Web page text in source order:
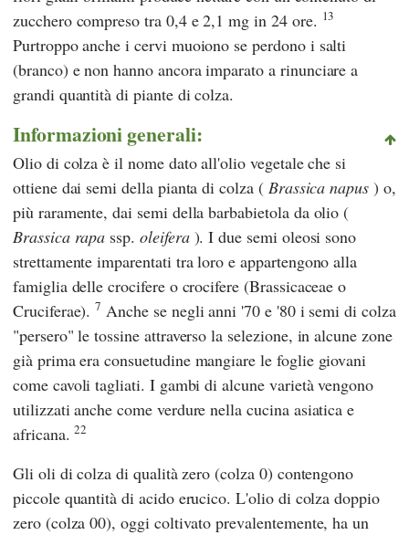
zucchero compreso tra 0,4 e 2,1 mg in 24 ore. 13
Purtroppo anche i cervi muoiono se perdono i salti
(branco) e non hanno ancora imparato a rinunciare a
grandi quantità di piante di colza.
Informazioni generali:
Olio di colza è il nome dato all'olio vegetale che si
ottiene dai semi della pianta di colza ( Brassica napus ) o,
più raramente, dai semi della barbabietola da olio (
Brassica rapa ssp. oleifera). I due semi oleosi sono
strettamente imparentati tra loro e appartengono alla
famiglia delle crocifere o crocifere (Brassicaceae o
Cruciferae).7 Anche se negli anni '70 e '80 i semi di colza
"persero" le tossine attraverso la selezione, in alcune zone
già prima era consuetudine mangiare le foglie giovani
come cavoli tagliati. I gambi di alcune varietà vengono
utilizzati anche come verdure nella cucina asiatica e
africana.22
Gli oli di colza di qualità zero (colza 0) contengono
piccole quantità di acido erucico. L'olio di colza doppio
zero (colza 00), oggi coltivato prevalentemente, ha un